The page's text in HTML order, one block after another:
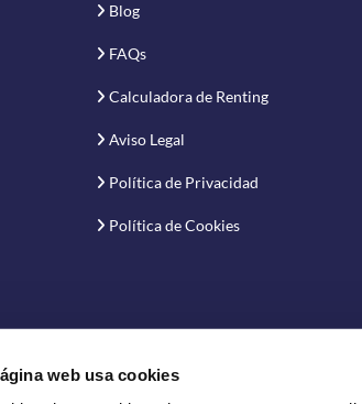
web usa cookies
Blog
FAQs
Calculadora de Renting
Aviso Legal
Política de Privacidad
Política de Cookies